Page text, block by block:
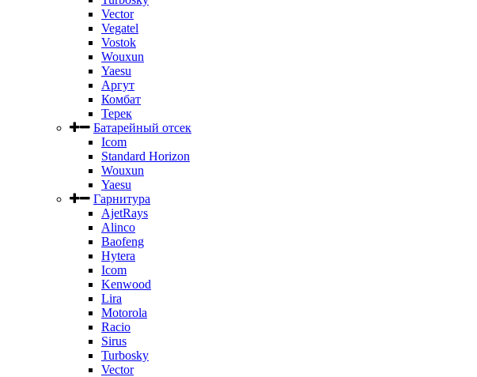
Vector
Vegatel
Vostok
Wouxun
Yaesu
Аргут
Комбат
Терек
Батарейный отсек
Icom
Standard Horizon
Wouxun
Yaesu
Гарнитура
AjetRays
Alinco
Baofeng
Hytera
Icom
Kenwood
Lira
Motorola
Racio
Sirus
Turbosky
Vector